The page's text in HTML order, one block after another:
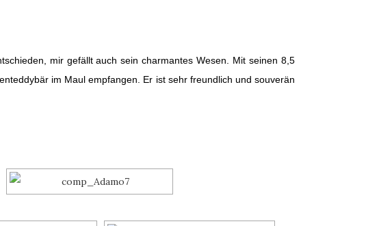
mir gefällt auch sein charmantes Wesen. Mit seinen 8,5
im Maul empfangen. Er ist sehr freundlich und souverän